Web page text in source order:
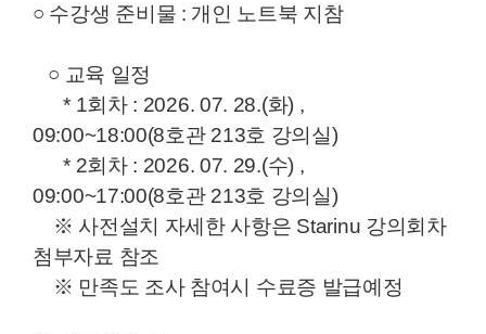
○ 수강생 준비물 : 개인 노트북 지참
○ 교육 일정
* 1회차 : 2026. 07. 28.(화) ,
09:00~18:00(8호관 213호 강의실)
* 2회차 : 2026. 07. 29.(수) ,
09:00~17:00(8호관 213호 강의실)
※ 사전설치 자세한 사항은 Starinu 강의회차
첨부자료 참조
※ 만족도 조사 참여시 수료증 발급예정